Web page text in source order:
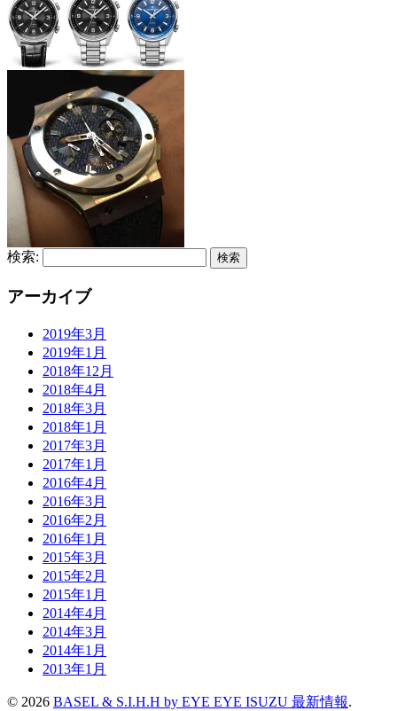
検索:
アーカイブ
2019年3月
2019年1月
2018年12月
2018年4月
2018年3月
2018年1月
2017年3月
2017年1月
2016年4月
2016年3月
2016年2月
2016年1月
2015年3月
2015年2月
2015年1月
2014年4月
2014年3月
2014年1月
2013年1月
© 2026 BASEL & S.I.H.H by EYE EYE ISUZU 最新情報.